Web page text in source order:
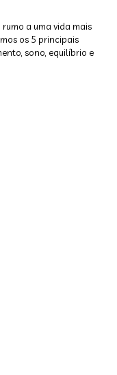
a uma vida mais
os 5 principais
sono, equilíbrio e